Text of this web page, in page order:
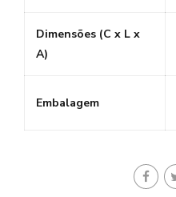
Dimensões (C x L x
A)
Embalagem